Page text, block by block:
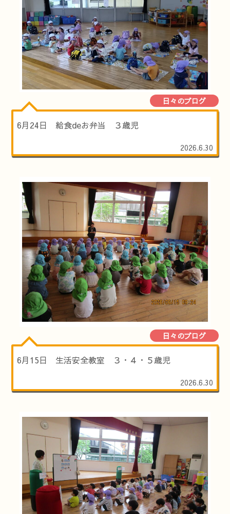
日々のブログ
6月24日 給食deお弁当 ３歳児
2026.6.30
日々のブログ
6月15日 生活安全教室 ３・４・５歳児
2026.6.30